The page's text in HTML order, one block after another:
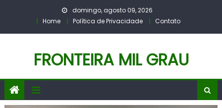
domingo, agosto 09, 2026
Home
Política de Privacidade Contato
FRONTEIRA MIL GRAU